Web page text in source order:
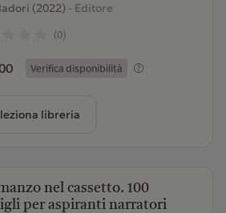
(2022)- Editore
(0)
Verifica disponibilità
libreria
nel cassetto. 100
per aspiranti narratori